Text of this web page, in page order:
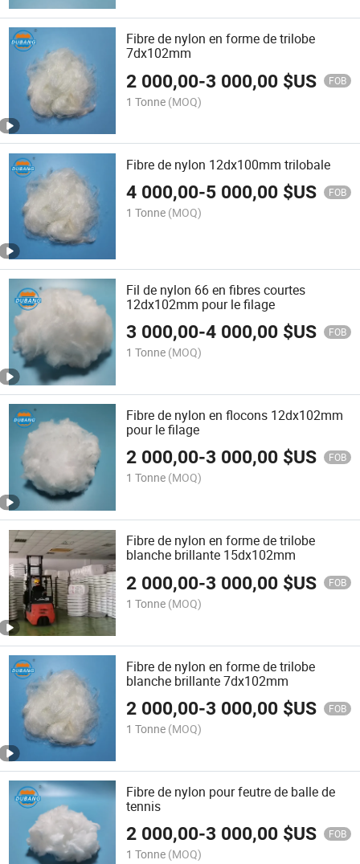
Fibre de nylon en forme de trilobe
7dx102mm
2 000,00-3 000,00 $US FOB
1 Tonne (MOQ)
Fibre de nylon 12dx100mm trilobale
4 000,00-5 000,00 $US FOB
1 Tonne (MOQ)
Fil de nylon 66 en fibres courtes
12dx102mm pour le filage
3 000,00-4 000,00 $US FOB
1 Tonne (MOQ)
Fibre de nylon en flocons 12dx102mm
pour le filage
2 000,00-3 000,00 $US FOB
1 Tonne (MOQ)
Fibre de nylon en forme de trilobe
blanche brillante 15dx102mm
2 000,00-3 000,00 $US FOB
1 Tonne (MOQ)
Fibre de nylon en forme de trilobe
blanche brillante 7dx102mm
2 000,00-3 000,00 $US FOB
1 Tonne (MOQ)
Fibre de nylon pour feutre de balle de
tennis
2 000,00-3 000,00 $US FOB
1 Tonne (MOQ)